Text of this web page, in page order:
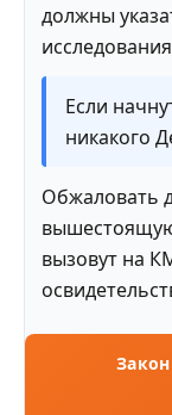
должны
Если
никакого
Обжаловать
вызовут на